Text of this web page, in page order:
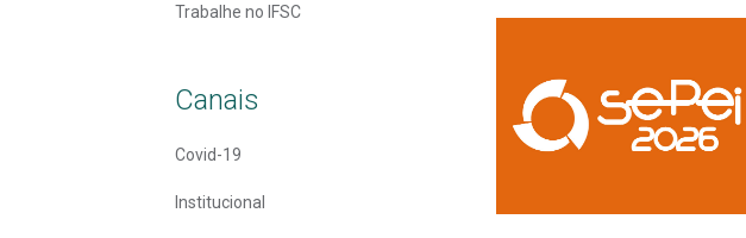
Trabalhe no IFSC
Canais
Covid-19
Institucional